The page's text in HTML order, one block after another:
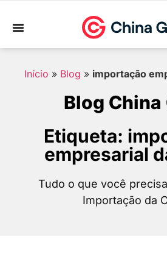
Início » Blog » importação
Blog China
Etiqueta:
empresarial
Tudo o que você
Importação da